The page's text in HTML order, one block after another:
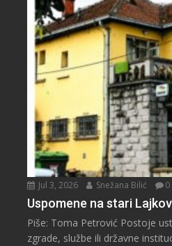
Jul 3, 2026 Snežana Bilić 0
Uspomene na stari
Piše: Toma Petrović Postoje
zgrade, službe ili državne